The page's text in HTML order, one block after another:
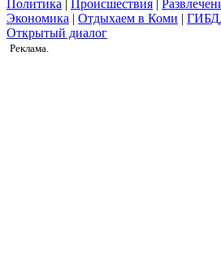
Политика | Происшествия |
Экономика | Отдыхаем в Коми |
Открытый диалог
Реклама.